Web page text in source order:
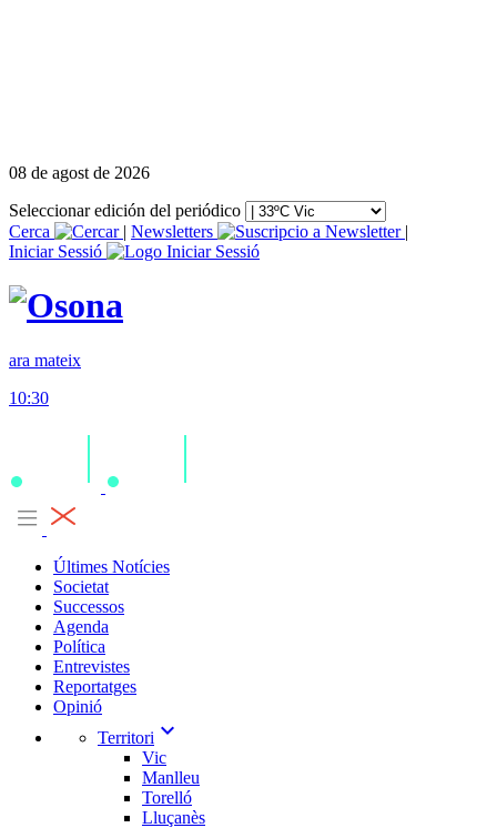
08 de agost de 2026
Seleccionar edición del periódico
Cerca
| Newsletters
|
Iniciar Sessió
ara mateix
10:30
Últimes Notícies
Societat
Successos
Agenda
Política
Entrevistes
Reportatges
Opinió
Territori expand_more
Vic
Manlleu
Torelló
Lluçanès